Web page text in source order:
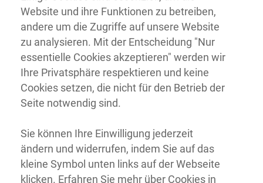
Website und ihre Funktionen zu betreiben,
andere um die Zugriffe auf unsere Website
zu analysieren. Mit der Entscheidung "Nur
essentielle Cookies akzeptieren" werden wir
Ihre Privatsphäre respektieren und keine
Cookies setzen, die nicht für den Betrieb der
Seite notwendig sind.
Sie können Ihre Einwilligung jederzeit
ändern und widerrufen, indem Sie auf das
kleine Symbol unten links auf der Webseite
klicken. Erfahren Sie mehr über Cookies in